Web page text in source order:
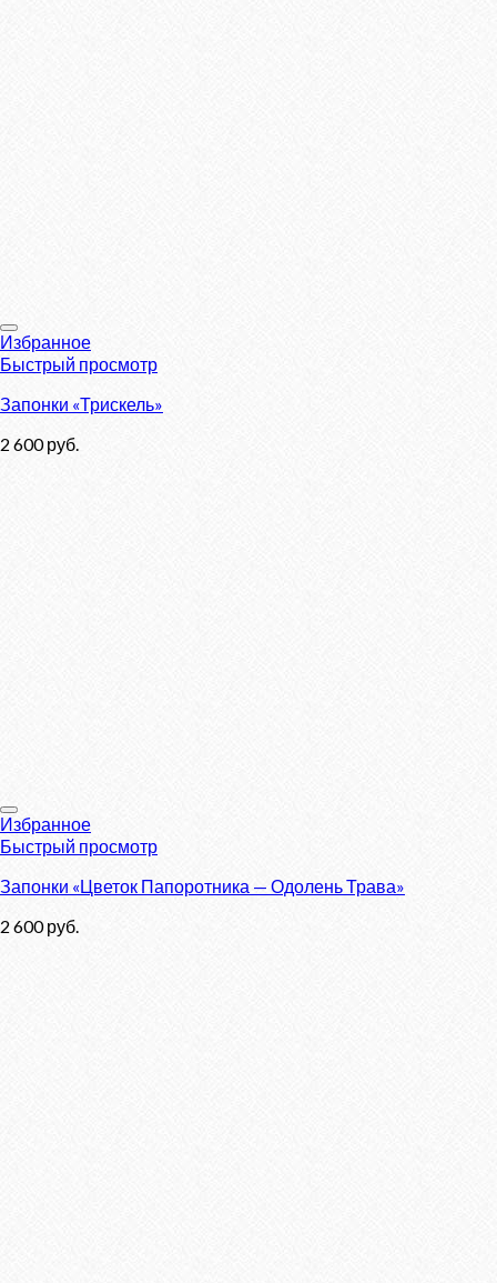
Избранное
Быстрый просмотр
Запонки «Трискель»
2 600руб.
Избранное
Быстрый просмотр
Запонки «Цветок Папоротника — Одолень Трава»
2 600руб.